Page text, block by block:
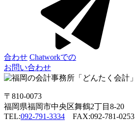
合わせ Chatworkでの
お問い合わせ
〒810-0073
福岡県福岡市中央区舞鶴2丁目8-20
TEL:092-791-3334 FAX:092-781-0253